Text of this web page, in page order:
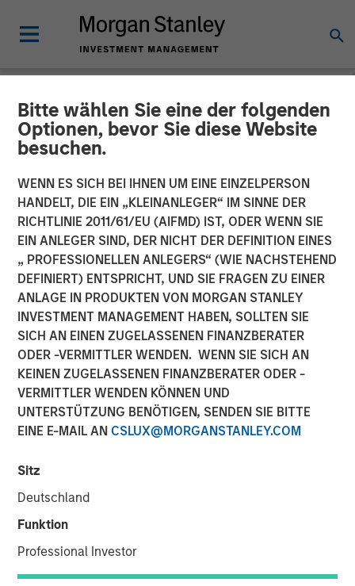
Bitte wählen Sie eine der folgenden
Optionen, bevor Sie diese Website
besuchen.
WENN ES SICH BEI IHNEN UM EINE EINZELPERSON
HANDELT, DIE EIN „KLEINANLEGER“ IM SINNE DER
RICHTLINIE 2011/61/EU (AIFMD) IST, ODER WENN SIE
EIN ANLEGER SIND, DER NICHT DER DEFINITION EINES
„ PROFESSIONELLEN ANLEGERS“ (WIE NACHSTEHEND
DEFINIERT) ENTSPRICHT, UND SIE FRAGEN ZU EINER
ANLAGE IN PRODUKTEN VON MORGAN STANLEY
INVESTMENT MANAGEMENT HABEN, SOLLTEN SIE
SICH AN EINEN ZUGELASSENEN FINANZBERATER
ODER -VERMITTLER WENDEN. WENN SIE SICH AN
KEINEN ZUGELASSENEN FINANZBERATER ODER -
VERMITTLER WENDEN KÖNNEN UND
UNTERSTÜTZUNG BENÖTIGEN, SENDEN SIE BITTE
EINE E-MAIL AN CSLUX@MORGANSTANLEY.COM
Sitz
Deutschland
Funktion
Professional Investor
NEWSROOM
Morgan Stanley Capital
Partners Acquires Resource
Innovations
02 APRIL 2024
New York & San Francisco – April 02, 2024 9:00 AM ET
Investment funds managed by Morgan Stanley Capital
Partners (“MSCP”), the middle-market focused private
today announced it has acquired Resource Innovations
company focused on energy efficiency and sustainability.
Under the terms of the agreement, MSCP acquired a
Partners and certain other shareholders. Founder Lauren
Casentini will continue as the Chief Executive Officer of